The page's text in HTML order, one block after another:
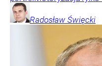
Radosław Święcki